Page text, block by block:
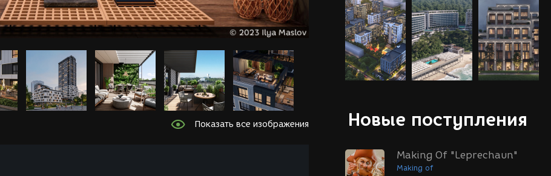
Новые поступления
Making Of "Leprechaun"
Making of
Показать все изображения